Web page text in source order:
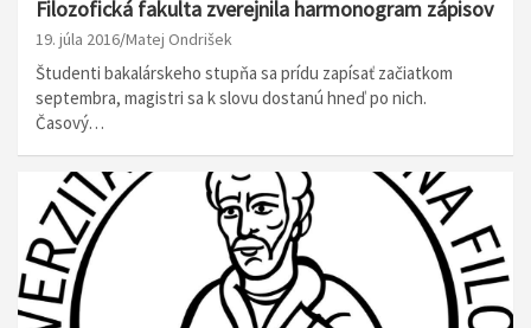
Filozofická fakulta zverejnila harmonogram zápisov
19. júla 2016 Matej Ondrišek
Študenti bakalárskeho stupňa sa prídu zapísať začiatkom
septembra, magistri sa k slovu dostanú hneď po nich.
Časový…